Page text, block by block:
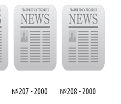
№207 - 2000 №208 - 2000